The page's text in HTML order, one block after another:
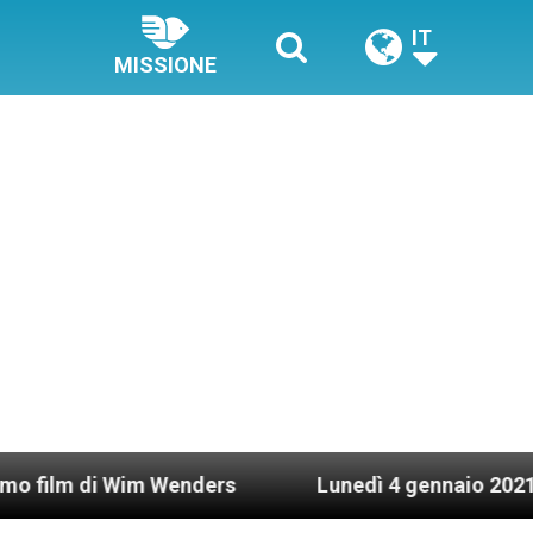
MISSIONE
IT
Wenders Lunedì 4 gennaio 2021: